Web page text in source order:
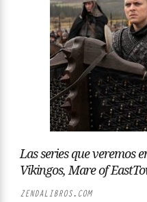
Las series que veremos
Vikingos, Mare of
ZENDALIBROS.COM